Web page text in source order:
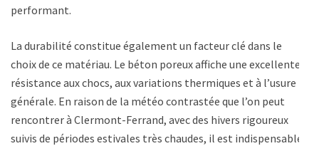
performant.
La durabilité constitue également un facteur clé dans le
choix de ce matériau. Le béton poreux affiche une excellente
résistance aux chocs, aux variations thermiques et à l’usure
générale. En raison de la météo contrastée que l’on peut
rencontrer à Clermont-Ferrand, avec des hivers rigoureux
suivis de périodes estivales très chaudes, il est indispensable